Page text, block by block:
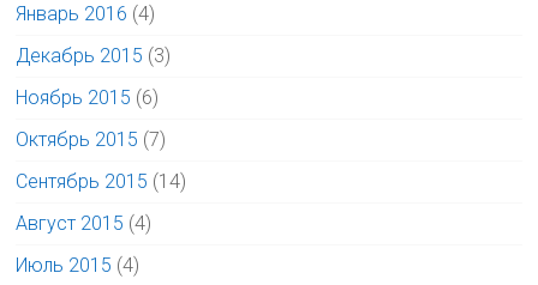
Январь 2016 (4)
Декабрь 2015 (3)
Ноябрь 2015 (6)
Октябрь 2015 (7)
Сентябрь 2015 (14)
Август 2015 (4)
Июль 2015 (4)